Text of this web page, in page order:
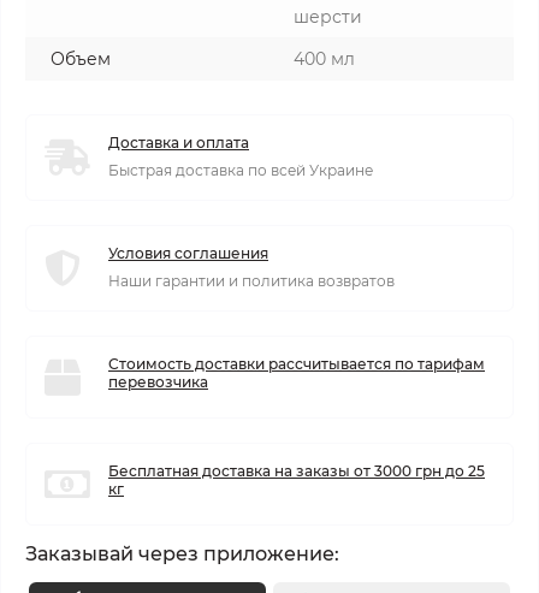
шерсти
Объем
400 мл
Доставка и оплата
Быстрая доставка по всей Украине
Условия соглашения
Наши гарантии и политика возвратов
Стоимость доставки рассчитывается по тарифам
перевозчика
Бесплатная доставка на заказы от 3000 грн до 25
кг
Заказывай через приложение: